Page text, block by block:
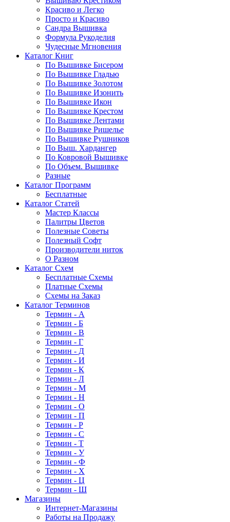
Красиво и Легко
Просто и Красиво
Сандра Вышивка
Формула Рукоделия
Чудесные Мгновения
Каталог Книг
По Вышивке Бисером
По Вышивке Гладью
По Вышивке Золотом
По Вышивке Изонить
По Вышивке Икон
По Вышивке Крестом
По Вышивке Лентами
По Вышивке Ришелье
По Вышивке Рушников
По Выш. Хардангер
По Ковровой Вышивке
По Объем. Вышивке
Разные
Каталог Программ
Бесплатные
Каталог Статей
Мастер Классы
Палитры Цветов
Полезные Советы
Полезный Софт
Производители ниток
О Разном
Каталог Схем
Бесплатные Схемы
Платные Схемы
Схемы на Заказ
Каталог Терминов
Термин - А
Термин - Б
Термин - В
Термин - Г
Термин - Д
Термин - И
Термин - К
Термин - Л
Термин - М
Термин - Н
Термин - О
Термин - П
Термин - Р
Термин - С
Термин - Т
Термин - У
Термин - Ф
Термин - Х
Термин - Ц
Термин - Ш
Магазины
Интернет-Магазины
Работы на Продажу